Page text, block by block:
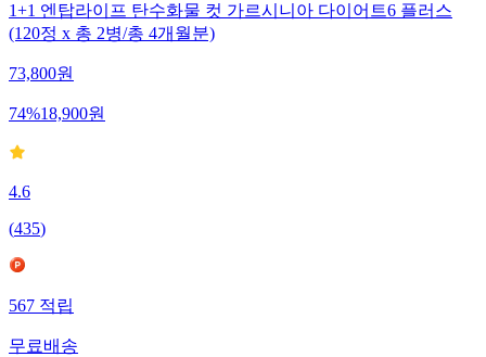
1+1 엔탑라이프 탄수화물 컷 가르시니아 다이어트6 플러스
(120정 x 총 2병/총 4개월분)
73,800원
74%18,900원
4.6
(435)
567 적립
무료배송